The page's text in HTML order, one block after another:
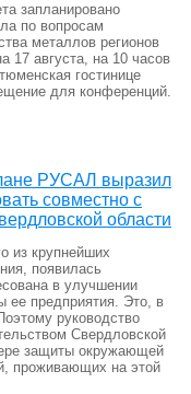
запланировано
по вопросам
металлов регионов
17 августа, на 10 часов
гостинице
для конференций.
РУСАЛ выразил
совместно с
области
из крупнейших
появилась
в улучшении
ее предприятия. Это, в
руководство
Свердловской
защиты окружающей
проживающих на этой